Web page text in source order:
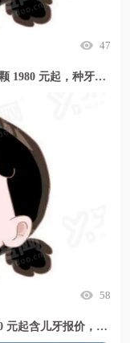
47
河南商丘植得口腔 2026 种植牙价格表：单颗 1980 元起，种牙贵吗？这里透明又实惠
58
昆明美奥口腔医院早期干预费用多少？5000 元起含儿牙报价，暑期活动更划算